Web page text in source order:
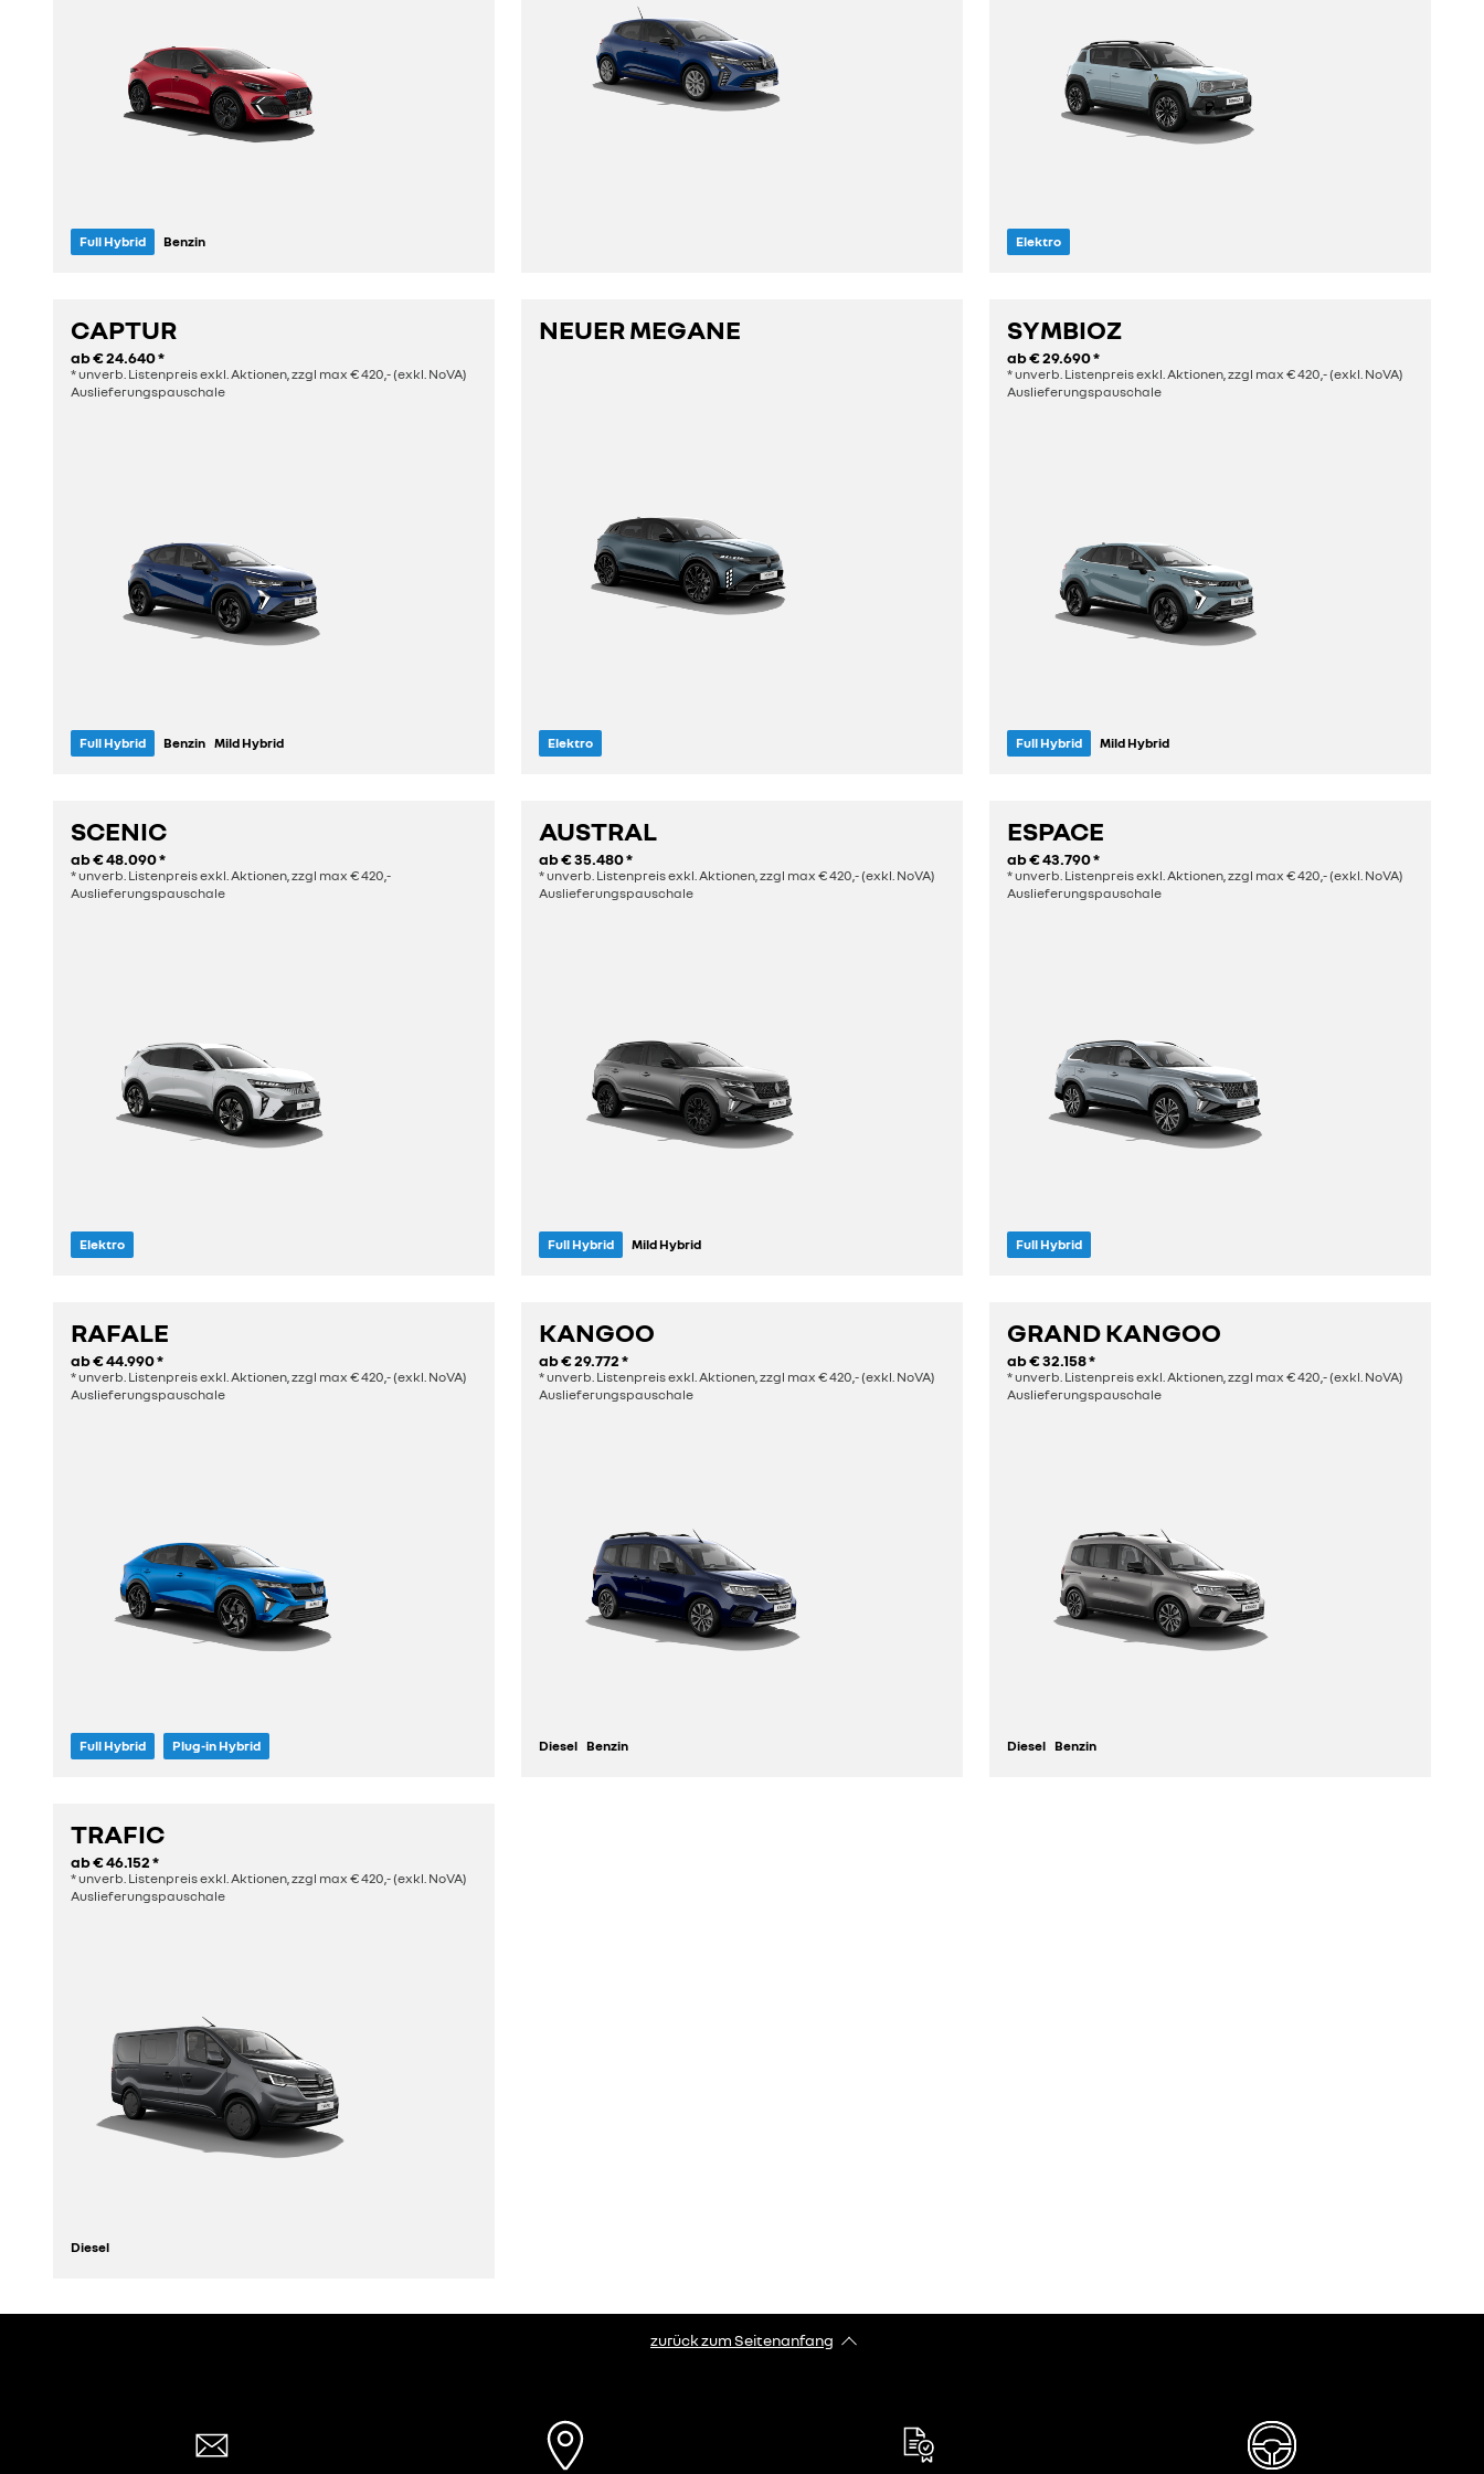
Full Hybrid Benzin
5
entdecken
entdecken
Elektro
5
entdecken
CAPTUR
ab€ 24.640*
* unverb. Listenpreis exkl. Aktionen, zzgl max € 420,- (exkl. NoVA)
Auslieferungspauschale
Full Hybrid Benzin Mild Hybrid
5
entdecken
NEUER MEGANE
Elektro
SYMBIOZ
ab€ 29.690*
* unverb. Listenpreis exkl. Aktionen, zzgl max € 420,- (exkl. NoVA)
Auslieferungspauschale
Full Hybrid Mild Hybrid
5
entdecken
SCENIC
ab€ 48.090*
* unverb. Listenpreis exkl. Aktionen, zzgl max € 420,-
Auslieferungspauschale
Elektro
5
entdecken
AUSTRAL
ab€ 35.480*
* unverb. Listenpreis exkl. Aktionen, zzgl max € 420,- (exkl. NoVA)
Auslieferungspauschale
Full Hybrid Mild Hybrid
5
entdecken
ESPACE
ab€ 43.790*
* unverb. Listenpreis exkl. Aktionen, zzgl max € 420,- (exkl. NoVA)
Auslieferungspauschale
Full Hybrid
5 oder 7
entdecken
RAFALE
ab€ 44.990*
* unverb. Listenpreis exkl. Aktionen, zzgl max € 420,- (exkl. NoVA)
Auslieferungspauschale
Full Hybrid Plug-in Hybrid
5
entdecken
KANGOO
ab€ 29.772*
* unverb. Listenpreis exkl. Aktionen, zzgl max € 420,- (exkl. NoVA)
Auslieferungspauschale
Diesel Benzin
GRAND KANGOO
ab€ 32.158*
* unverb. Listenpreis exkl. Aktionen, zzgl max € 420,- (exkl. NoVA)
Auslieferungspauschale
Diesel Benzin
TRAFIC
ab€ 46.152*
* unverb. Listenpreis exkl. Aktionen, zzgl max € 420,- (exkl. NoVA)
Auslieferungspauschale
Diesel
zurück zum Seitenanfang